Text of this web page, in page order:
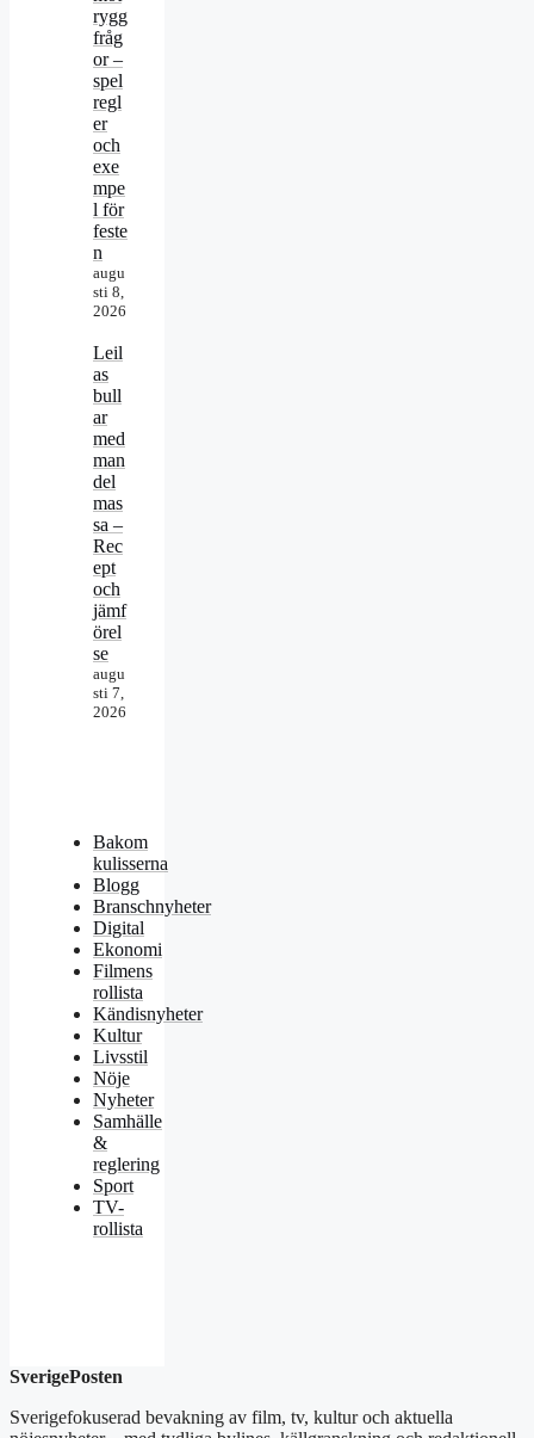
rygg
fråg
or –
spel
regl
er
och
exe
mpe
l för
feste
n
augu
sti 8,
2026
Leil
as
bull
ar
med
man
del
mas
sa –
Rec
ept
och
jämf
örel
se
augu
sti 7,
2026
Bakom
kulisserna
Blogg
Branschnyheter
Digital
Ekonomi
Filmens
rollista
Kändisnyheter
Kultur
Livsstil
Nöje
Nyheter
Samhälle
&
reglering
Sport
TV-
rollista
SverigePosten
Sverigefokuserad bevakning av film, tv, kultur och aktuella